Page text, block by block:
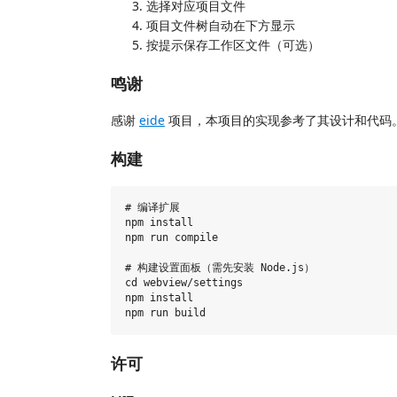
选择对应项目文件
项目文件树自动在下方显示
按提示保存工作区文件（可选）
鸣谢
感谢 eide 项目，本项目的实现参考了其设计和代码
构建
# 编译扩展
npm install
npm run compile
# 构建设置面板（需先安装 Node.js）
cd webview/settings
npm install
许可